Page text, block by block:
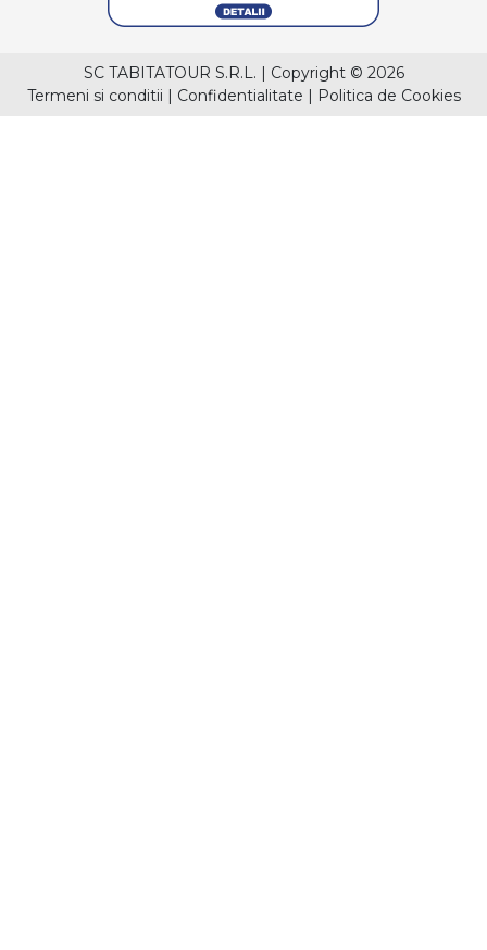
SC TABITATOUR S.R.L. | Copyright © 2026
Termeni si conditii | Confidentialitate | Politica de Cookies